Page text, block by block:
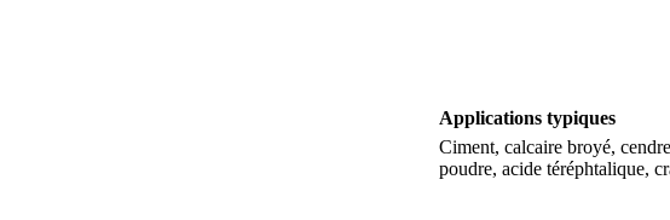
Applications typiques
Ciment, calcaire broyé,
poudre, acide téréphtalique,